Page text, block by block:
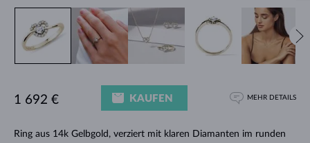
Ring aus 14k Gelbgold, verziert mit klaren Diamanten im runden
1 692 € KAUFEN MEHR DETAILS